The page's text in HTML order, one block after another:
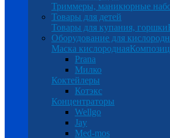
Триммеры, маникюрные
Товары для детей
Товары для купания, горшки
Оборудование для
Маска кислородная
Prana
Милко
Коктейлеры
Котэкс
Концентраторы
Wellgo
Jay
Med-mos